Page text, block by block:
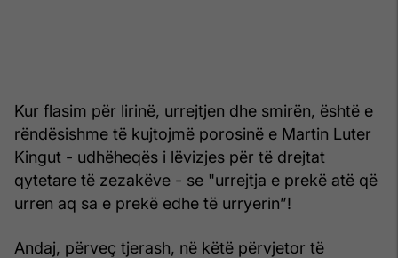
Kur flasim për lirinë, urrejtjen dhe smirën, është e
rëndësishme të kujtojmë porosinë e Martin Luter
Kingut - udhëheqës i lëvizjes për të drejtat
qytetare të zezakëve - se "urrejtja e prekë atë që
urren aq sa e prekë edhe të urryerin”!
Andaj, përveç tjerash, në këtë përvjetor të